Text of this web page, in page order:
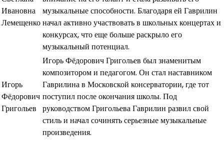
Ивановна
Лемещенко
музыкальные способности. Благодаря ей Гаврилин
начал активно участвовать в школьных концертах и
конкурсах, что еще больше раскрыло его
музыкальный потенциал.
Игорь
Фёдорович
Григольев
Игорь Фёдорович Григольев был знаменитым
композитором и педагогом. Он стал наставником
Гаврилина в Московской консерватории, где тот
поступил после окончания школы. Под
руководством Григольева Гаврилин развил свой
стиль и начал сочинять серьезные музыкальные
произведения.